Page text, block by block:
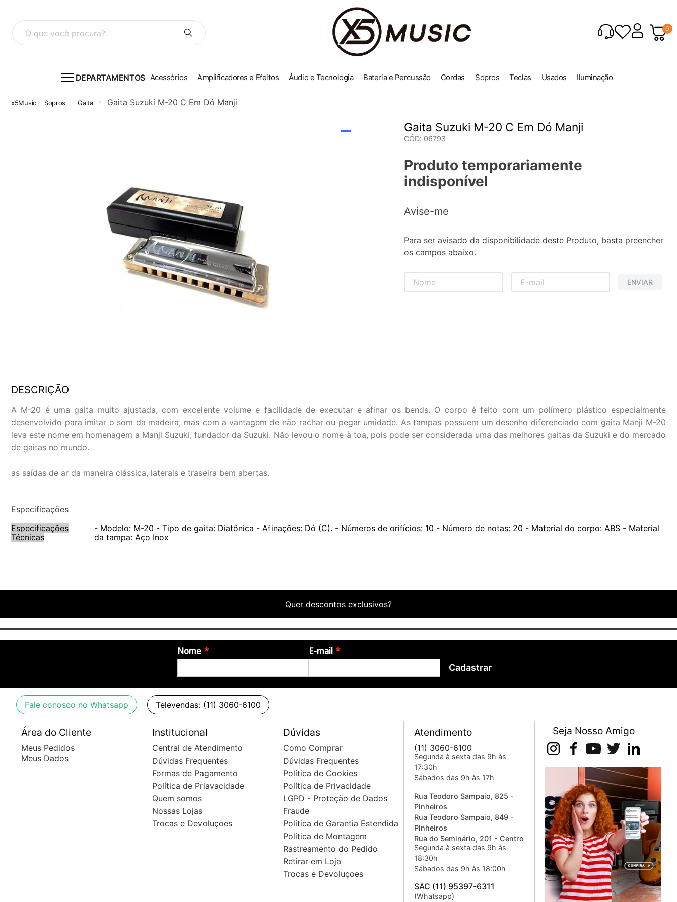
O que você procura? 0
DEPARTAMENTOS Acessórios Amplificadores e Efeitos Áudio e Tecnologia Bateria e Percussão Cordas Sopros Teclas Usados Iluminação
Sopros Gaita Gaita Suzuki M-20 C Em Dó Manji
Gaita Suzuki M-20 C Em Dó Manji
CÓD: 06793
Produto temporariamente
indisponível
Avise-me
Para ser avisado da disponibilidade deste Produto, basta preencher
os campos abaixo.
ENVIAR
DESCRIÇÃO
A M-20 é uma gaita muito ajustada, com excelente volume e facilidade de executar e afinar os bends. O corpo é feito com um polímero plástico especialmente
desenvolvido para imitar o som da madeira, mas com a vantagem de não rachar ou pegar umidade. As tampas possuem um desenho diferenciado com gaita Manji M-20
leva este nome em homenagem a Manji Suzuki, fundador da Suzuki. Não levou o nome à toa, pois pode ser considerada uma das melhores gaitas da Suzuki e do mercado
de gaitas no mundo.
as saídas de ar da maneira clássica, laterais e traseira bem abertas.
Especificações
Especificações
Técnicas
- Modelo: M-20 - Tipo de gaita: Diatônica - Afinações: Dó (C). - Números de orifícios: 10 - Número de notas: 20 - Material do corpo: ABS - Material
da tampa: Aço Inox
Quer descontos exclusivos?
Nome E-mail
Cadastrar
Fale conosco no Whatsapp Televendas: (11) 3060-6100
Área do Cliente
Meus Pedidos
Meus Dados
Institucional
Central de Atendimento
Dúvidas Frequentes
Formas de Pagamento
Política de Priavacidade
Quem somos
Nossas Lojas
Trocas e Devoluçoes
Dúvidas
Como Comprar
Dúvidas Frequentes
Política de Cookies
Política de Privacidade
LGPD - Proteção de Dados
Fraude
Política de Garantia Estendida
Política de Montagem
Rastreamento do Pedido
Retirar em Loja
Trocas e Devoluçoes
Atendimento
(11) 3060-6100
Segunda à sexta das 9h às
17:30h
Sábados das 9h às 17h
Rua Teodoro Sampaio, 825 -
Pinheiros
Rua Teodoro Sampaio, 849 -
Pinheiros
Rua do Seminário, 201 - Centro
Segunda à sexta das 9h às
18:30h
Sábados das 9h às 18:00h
SAC (11) 95397-6311
(Whatsapp)
Seja Nosso Amigo